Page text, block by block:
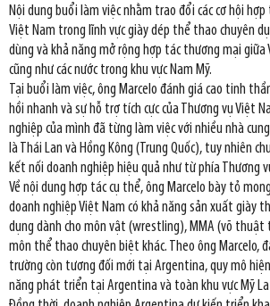
Nội dung buổi làm việc nhằm trao đổi các cơ hội
Việt Nam trong lĩnh vực giày dép thể thao chuyên
dùng và khả năng mở rộng hợp tác thương mại
cũng như các nước trong khu vực Nam Mỹ.
Tại buổi làm việc, ông Marcelo đánh giá cao tinh
hồi nhanh và sự hỗ trợ tích cực của Thương vụ Việt
nghiệp của mình đã từng làm việc với nhiều nhà
là Thái Lan và Hồng Kông (Trung Quốc), tuy nhiên
kết nối doanh nghiệp hiệu quả như từ phía Thương
Về nội dung hợp tác cụ thể, ông Marcelo bày tỏ
doanh nghiệp Việt Nam có khả năng sản xuất giày
dụng dành cho môn vật (wrestling), MMA (võ
môn thể thao chuyên biệt khác. Theo ông Marcelo,
trường còn tương đối mới tại Argentina, quy mô
năng phát triển tại Argentina và toàn khu vực Mỹ